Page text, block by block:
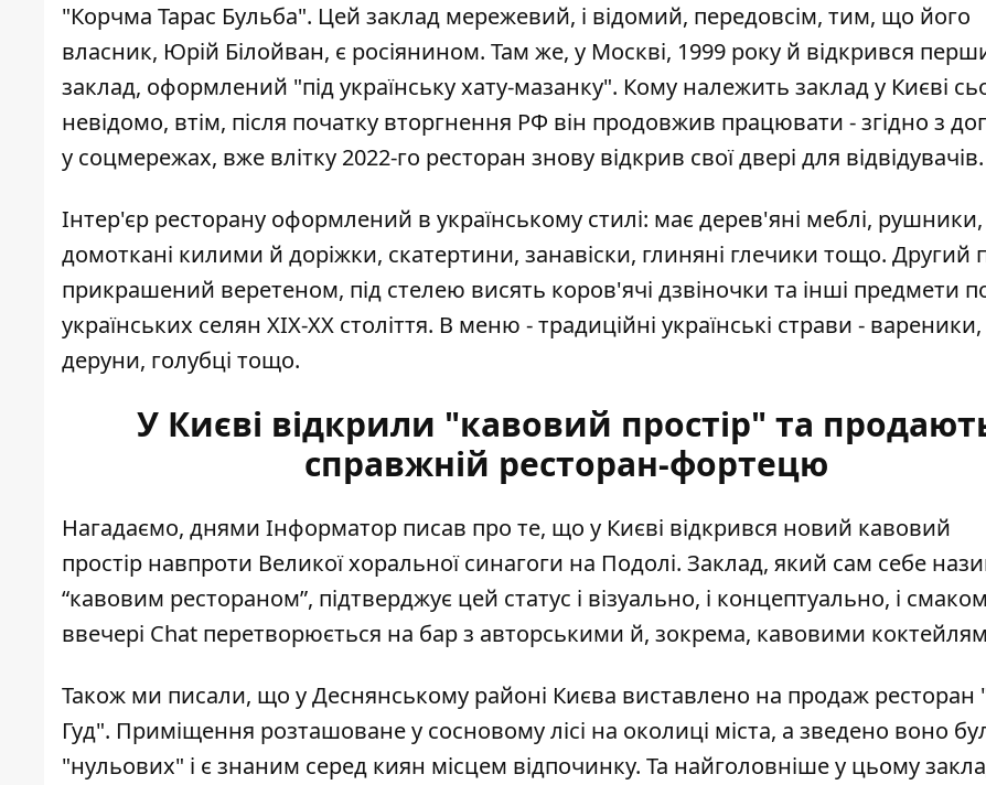
"Корчма Тарас Бульба". Цей заклад мережевий, і відомий, передовсім, тим, що його
власник, Юрій Білойван, є росіянином. Там же, у Москві, 1999 року й відкрився
заклад, оформлений "під українську хату-мазанку". Кому належить заклад у Києві
невідомо, втім, після початку вторгнення РФ він продовжив працювати - згідно з
у соцмережах, вже влітку 2022-го ресторан знову відкрив свої двері для відвідувачів.
Інтер'єр ресторану оформлений в українському стилі: має дерев'яні меблі, рушники,
домоткані килими й доріжки, скатертини, занавіски, глиняні глечики тощо. Другий
прикрашений веретеном, під стелею висять коров'ячі дзвіночки та інші предмети
українських селян ХІХ-ХХ століття. В меню - традиційні українські страви - вареники,
деруни, голубці тощо.
У Києві відкрили "кавовий простір" та
справжній ресторан-фортецю
Нагадаємо, днями Інформатор писав про те, що у Києві відкрився новий кавовий
простір навпроти Великої хоральної синагоги на Подолі. Заклад, який сам себе
“кавовим рестораном”, підтверджує цей статус і візуально, і концептуально, і
ввечері Chat перетворюється на бар з авторськими й, зокрема, кавовими
Також ми писали, що у Деснянському районі Києва виставлено на продаж ресторан
Гуд". Приміщення розташоване у сосновому лісі на околиці міста, а зведено воно
"нульових" і є знаним серед киян місцем відпочинку. Та найголовніше у цьому